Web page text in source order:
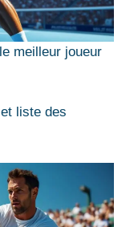
meilleur joueur
liste des